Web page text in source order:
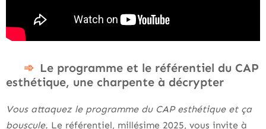
Le programme et le référentiel du CAP
esthétique, une charpente à décrypter
Vous attaquez le programme du CAP esthétique et ça
bouscule. Le référentiel, millésime 2025, vous invite à